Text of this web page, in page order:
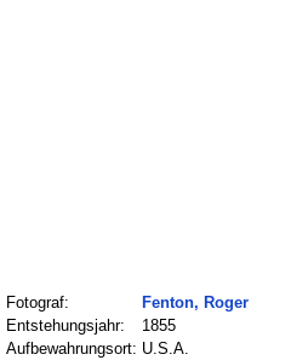
Fotograf:
Fenton, Roger
Entstehungsjahr:
1855
Aufbewahrungsort: U.S.A.